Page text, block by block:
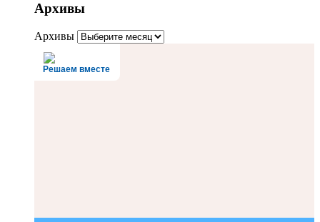
Архивы
Архивы
Решаем вместе